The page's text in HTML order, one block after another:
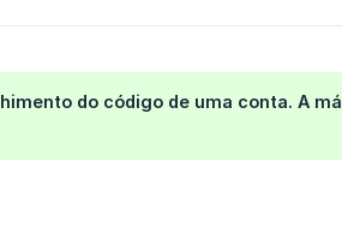
do código de uma conta. A